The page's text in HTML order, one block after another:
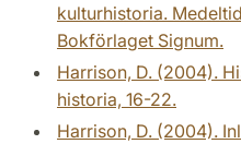
kulturhistoria.
Bokförlaget Signum.
Harrison, D. (2004).
historia, 16-22.
Harrison, D. (2004).